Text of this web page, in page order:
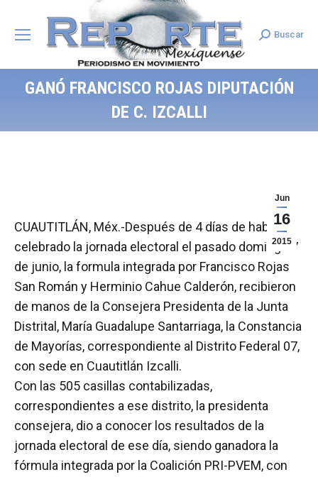
Search:
Buscar
GANÓ FRANCISCO ROJAS DIPUTACIÓN
DE C. IZCALLI
Jun
16
2015
CUAUTITLÁN, Méx.-Después de 4 días de haberse
celebrado la jornada electoral el pasado domingo 7
de junio, la formula integrada por Francisco Rojas
San Román y Herminio Cahue Calderón, recibieron
de manos de la Consejera Presidenta de la Junta
Distrital, María Guadalupe Santarriaga, la Constancia
de Mayorías, correspondiente al Distrito Federal 07,
con sede en Cuautitlán Izcalli.
Con las 505 casillas contabilizadas,
correspondientes a ese distrito, la presidenta
consejera, dio a conocer los resultados de la
jornada electoral de ese día, siendo ganadora la
fórmula integrada por la Coalición PRI-PVEM, con